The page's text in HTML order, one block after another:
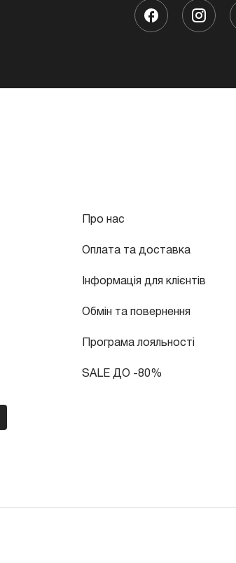
Про нас
Оплата та доставка
Інформація для клієнтів
Обмін та повернення
Програма лояльності
SALE ДО -80%